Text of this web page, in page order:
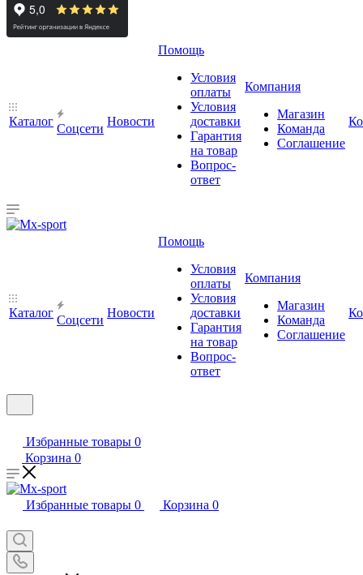
Каталог
Cоцсети
Новости
Помощь
Условия
оплаты
Условия
доставки
Гарантия
на товар
Вопрос-
ответ
Компания
Магазин
Команда
Соглашение
Каталог
Cоцсети
Новости
Помощь
Условия
оплаты
Условия
доставки
Гарантия
на товар
Вопрос-
ответ
Компания
Магазин
Команда
Соглашение
Избранные товары 0
Корзина 0
Избранные товары 0 Корзина 0